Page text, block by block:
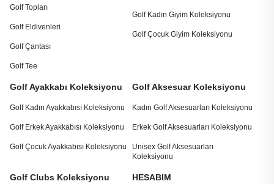
Golf Topları
Golf Eldivenleri
Golf Çantası
Golf Tee
Golf Kadın Giyim Koleksiyonu
Golf Çocuk Giyim Koleksiyonu
Golf Ayakkabı Koleksiyonu
Golf Kadın Ayakkabısı Koleksiyonu
Golf Erkek Ayakkabısı Koleksiyonu
Golf Çocuk Ayakkabısı Koleksiyonu
Golf Aksesuar Koleksiyonu
Kadın Golf Aksesuarları Koleksiyonu
Erkek Golf Aksesuarları Koleksiyonu
Unisex Golf Aksesuarları
Koleksiyonu
Golf Clubs Koleksiyonu HESABIM